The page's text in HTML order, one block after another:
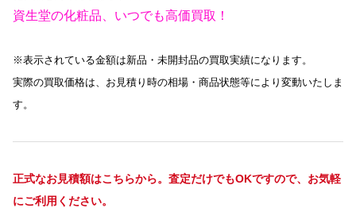
資生堂の化粧品、いつでも高価買取！
※表示されている金額は新品・未開封品の買取実績になります。
実際の買取価格は、お見積り時の相場・商品状態等により変動いたしま
す。
正式なお見積額はこちらから。査定だけでもOKですので、お気軽
にご利用ください。